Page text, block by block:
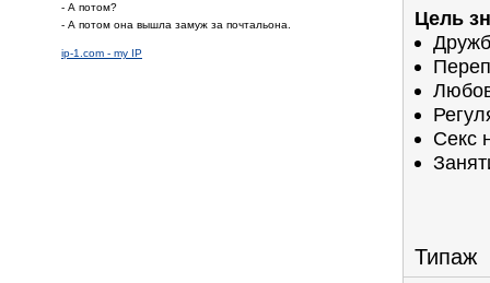
- А потом?
- А потом она вышла замуж за почтальона.
ip-1.com - my IP
Цель
Секс
Типаж